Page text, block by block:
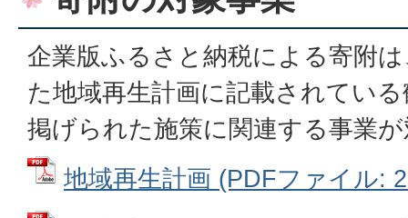
企業版ふるさと納税による寄附
た地域再生計画に記載されてい
掲げられた施策に関連する事業
地域再生計画 (PDFファイル: